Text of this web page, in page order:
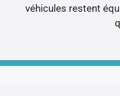
véhicules restent